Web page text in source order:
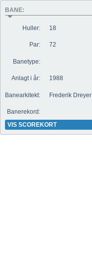
BANE:
Huller: 18
Par: 72
Banetype:
Anlagt i år: 1988
Banearkitekt: Frederik Dreyer
Banerekord:
VIS SCOREKORT